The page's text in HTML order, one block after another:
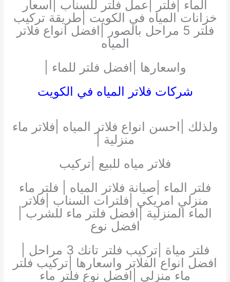
الماء |فلتر |عمل فلتر للسناب |اسعار
خزانات المياه في الكويت |طريقة تركيب
فلتر 5 مراحل بالصور |افضل انواع فلاتر
المياه
واسعارها |افضل فلتر للماء |
شركات فلاتر المياه في الكويت
ولذلك |احسن انواع فلاتر المياه |فلاتر ماء
منزلية |
فلاتر مياه للبيع |تركيب
فلتر الماء |صيانة فلاتر المياه | فلتر ماء
منزلي امريكي |فلترات السناب |فلاتر
الماء المنزلية |افضل فلتر ماء للشرب |
افضل نوع
فلتر مياة |تركيب فلتر تانك 3 مراحل |
افضل انواع الفلاتر واسعارها |تركيب فلتر
ماء منزلي |افضل نوع فلتر ماء